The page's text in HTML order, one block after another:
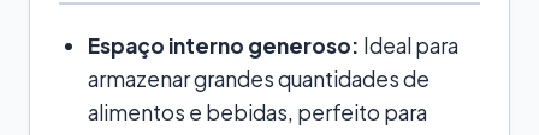
Espaço interno generoso: Ideal para
armazenar grandes quantidades de
alimentos e bebidas, perfeito para